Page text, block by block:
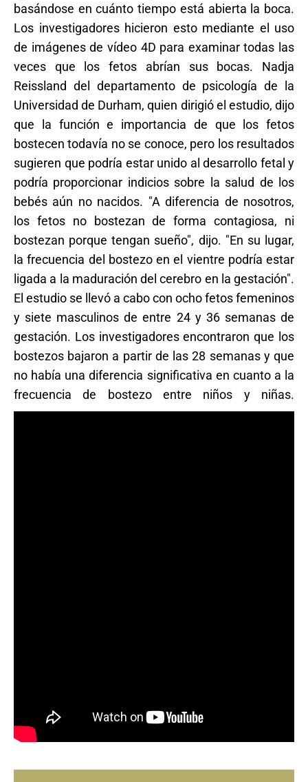
basándose en cuánto tiempo está abierta la boca.
Los investigadores hicieron esto mediante el uso
de imágenes de vídeo 4D para examinar todas las
veces que los fetos abrían sus bocas. Nadja
Reissland del departamento de psicología de la
Universidad de Durham, quien dirigió el estudio, dijo
que la función e importancia de que los fetos
bostecen todavía no se conoce, pero los resultados
sugieren que podría estar unido al desarrollo fetal y
podría proporcionar indicios sobre la salud de los
bebés aún no nacidos. "A diferencia de nosotros,
los fetos no bostezan de forma contagiosa, ni
bostezan porque tengan sueño", dijo. "En su lugar,
la frecuencia del bostezo en el vientre podría estar
ligada a la maduración del cerebro en la gestación".
El estudio se llevó a cabo con ocho fetos femeninos
y siete masculinos de entre 24 y 36 semanas de
gestación. Los investigadores encontraron que los
bostezos bajaron a partir de las 28 semanas y que
no había una diferencia significativa en cuanto a la
frecuencia de bostezo entre niños y niñas.